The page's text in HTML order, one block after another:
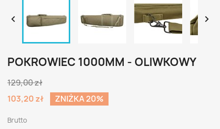
 
POKROWIEC 1000MM - OLIWKOWY
129,00 zł
103,20 zł
ZNIŻKA 20%
Brutto